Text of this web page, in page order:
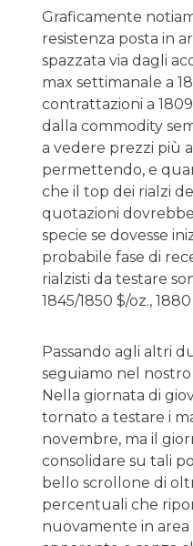
Graficamente
resistenza posta in
spazzata via dagli
max settimanale a
contrattazioni a
dalla commodity
a vedere prezzi più
permettendo, e
che il top dei rialzi
quotazioni
specie se dovesse
probabile fase di
rialzisti da testare
1845/1850 $/oz.,
Passando agli altri
seguiamo nel
Nella giornata di
tornato a testare i
novembre, ma il
consolidare su tali
bello scrollone di
percentuali che
nuovamente in area